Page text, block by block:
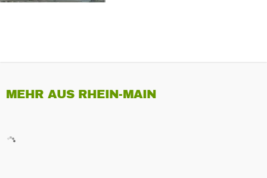
MEHR AUS RHEIN-MAIN